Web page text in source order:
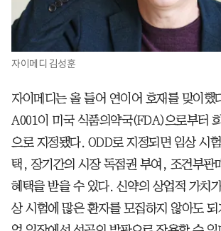
자이메디 김성훈
자이메디는 올 들어 연이어 호재를 맞이
A001이 미국 식품의약국(FDA)으로부터
으로 지정됐다. ODD로 지정되면 임상 시
택, 장기간의 시장 독점권 부여, 조건부판
혜택을 받을 수 있다. 신약의 상업적 가치
상 시험에 많은 환자를 모집하지 않아도